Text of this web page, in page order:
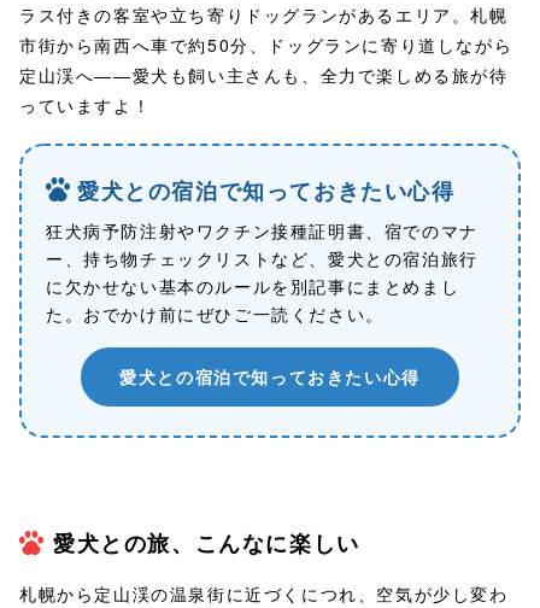
ラス付きの客室や立ち寄りドッグランがあるエリア。札幌
市街から南西へ車で約50分、ドッグランに寄り道しながら
定山渓へ——愛犬も飼い主さんも、全力で楽しめる旅が待
っていますよ！
愛犬との宿泊で知っておきたい心得
狂犬病予防注射やワクチン接種証明書、宿でのマナ
ー、持ち物チェックリストなど、愛犬との宿泊旅行
に欠かせない基本のルールを別記事にまとめまし
た。おでかけ前にぜひご一読ください。
愛犬との宿泊で知っておきたい心得
愛犬との旅、こんなに楽しい
札幌から定山渓の温泉街に近づくにつれ、空気が少し変わ